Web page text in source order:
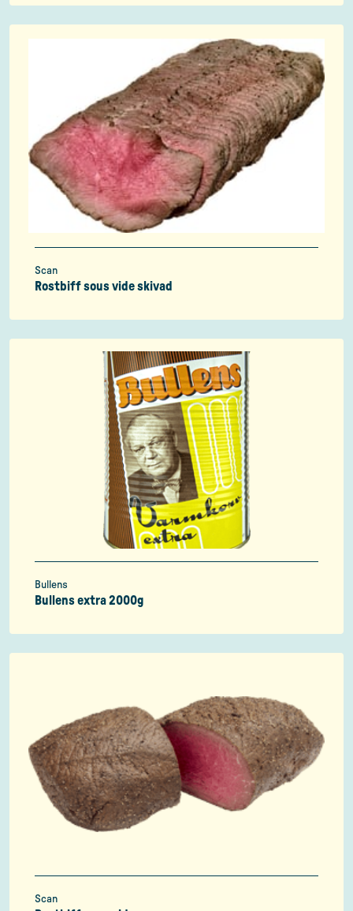
Scan
Rostbiff sous vide skivad
Bullens
Bullens extra 2000g
Scan